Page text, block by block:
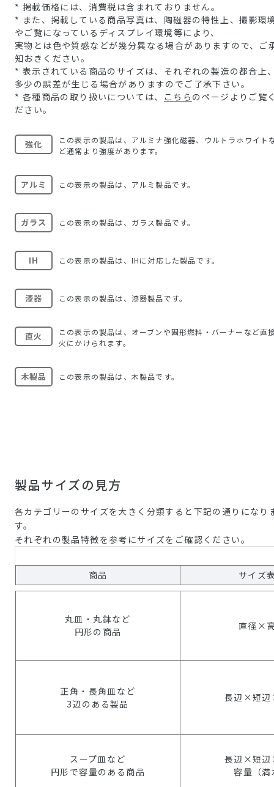
* 掲載価格には、消費税は含まれておりません。
* また、掲載している商品写真は、陶磁器の特性上、撮影環
やご覧になっているディスプレイ環境等により、
実物とは色や質感などが幾分異なる場合がありますので、ご
知おきください。
* 表示されている商品のサイズは、それぞれの製造の都合上
多少の誤差が生じる場合がありますのでご了承下さい。
* 各種商品の取り扱いについては、
こちら のページよりご覧
ださい。
強化
この表示の製品は、アルミナ強化磁器、ウルトラホワイト
ど通常より強度があります。
アルミ この表示の製品は、アルミ製品です。
ガラス この表示の製品は、ガラス製品です。
IH この表示の製品は、IHに対応した製品です。
漆器 この表示の製品は、漆器製品です。
直火
この表示の製品は、オーブンや固形燃料・バーナーなど直
火にかけられます。
木製品 この表示の製品は、木製品です。
製品サイズの見方
各カテゴリーのサイズを大きく分類すると下記の通りになり
す。
それぞれの製品特徴を参考にサイズをご確認ください。
商品 サイズ
丸皿・丸鉢など
円形の商品
直径×
正角・長角皿など
3辺のある製品
長辺×短
スープ皿など
円形で容量のある商品
長辺×短
容量（満